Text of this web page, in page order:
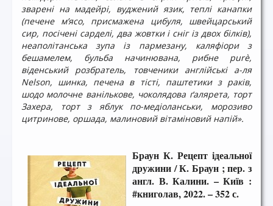
зварені на мадейрі, вуджений язик, теплі канапки
(печене м’ясо, присмажена цибуля, швейцарський
сир, посічені сарделі, два жовтки і сніг із двох білків),
неаполітанська зупа із пармезану, каляфіори з
бешамелем, бульба начинювана, рибне purè,
віденський розбратель, товченики англійські а-ля
Nelson, шинка, печена в тісті, паштетики з раків,
шодо молочне ванількове, чоколядова ґалярета, торт
Захера, торт з яблук по-медіоланськи, морозиво
цитринове, оршада, малиновий вітаміновий напій».
Браун К. Рецепт ідеальної
дружини / К. Браун ; пер. з
англ. В. Калини. – Київ :
#книголав, 2022. – 352 с.